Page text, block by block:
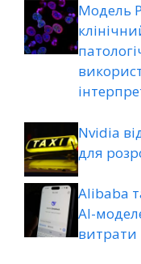
Модель
Nvidia
для
Alibaba
AI-
витрати